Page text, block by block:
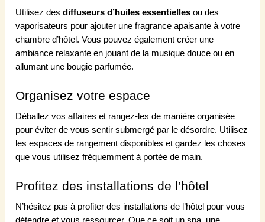
Utilisez desdiffuseurs d’huiles essentielles ou des
vaporisateurs pour ajouter une fragrance apaisante à votre
chambre d’hôtel. Vous pouvez également créer une
ambiance relaxante en jouant de la musique douce ou en
allumant une bougie parfumée.
Organisez votre espace
Déballez vos affaires et rangez-les de manière organisée
pour éviter de vous sentir submergé par le désordre. Utilisez
les espaces de rangement disponibles et gardez les choses
que vous utilisez fréquemment à portée de main.
Profitez des installations de l’hôtel
N’hésitez pas à profiter des installations de l’hôtel pour vous